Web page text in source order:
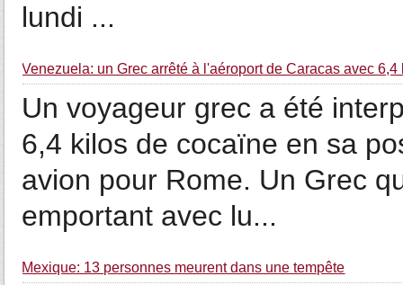
lundi ...
Venezuela: un Grec arrêté à l'aéroport de Caracas avec
Un voyageur grec a été
6,4 kilos de cocaïne en sa
avion pour Rome. Un Grec
emportant avec lu...
Mexique: 13 personnes meurent dans une tempête